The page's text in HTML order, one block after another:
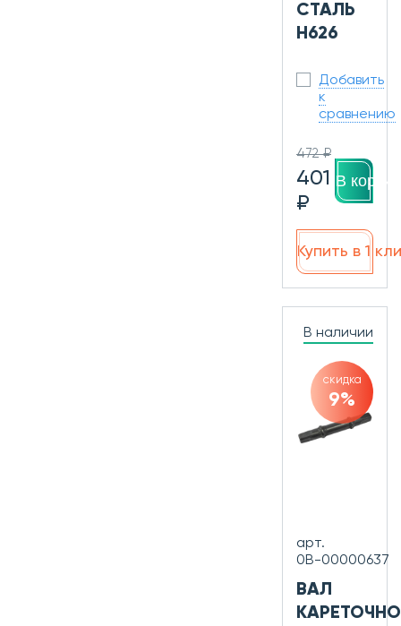
СТАЛЬ
H626
Добавить
к
сравнению
472 ₽
401
₽
В
Купить в 1
В наличии
скидка
9%
арт.
0В-00000637
ВАЛ